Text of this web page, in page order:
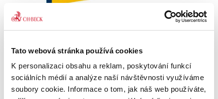
Tato webová stránka používá cookies
K personalizaci obsahu a reklam, poskytování funkcí
sociálních médií a analýze naší návštěvnosti využíváme
soubory cookie. Informace o tom, jak náš web používáte,
Iveta Vankátová
Nová monografie se věnuje problematice
nepominutelného dědice, jeho vydědění a
opominutí, což jsou témata, která se po přijetí
nového občanského zákoníku v roce 2014 stala
mimořádně aktuální v...